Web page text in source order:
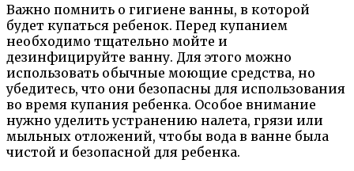
Важно помнить о гигиене ванны, в которой
будет купаться ребенок. Перед купанием
необходимо тщательно мойте и
дезинфицируйте ванну. Для этого можно
использовать обычные моющие средства, но
убедитесь, что они безопасны для использования
во время купания ребенка. Особое внимание
нужно уделить устранению налета, грязи или
мыльных отложений, чтобы вода в ванне была
чистой и безопасной для ребенка.